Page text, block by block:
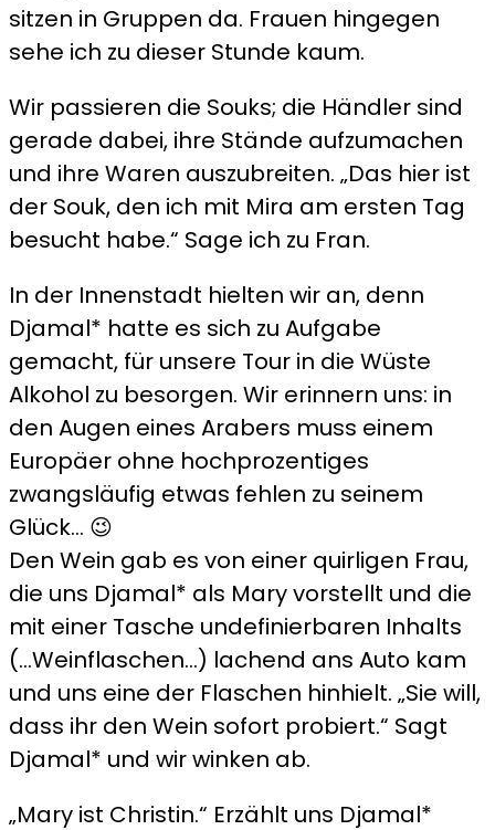
sitzen in Gruppen da. Frauen hingegen
sehe ich zu dieser Stunde kaum.
Wir passieren die Souks; die Händler sind
gerade dabei, ihre Stände aufzumachen
und ihre Waren auszubreiten. „Das hier ist
der Souk, den ich mit Mira am ersten Tag
besucht habe.“ Sage ich zu Fran.
In der Innenstadt hielten wir an, denn
Djamal* hatte es sich zu Aufgabe
gemacht, für unsere Tour in die Wüste
Alkohol zu besorgen. Wir erinnern uns: in
den Augen eines Arabers muss einem
Europäer ohne hochprozentiges
zwangsläufig etwas fehlen zu seinem
Glück… 😉
Den Wein gab es von einer quirligen Frau,
die uns Djamal* als Mary vorstellt und die
mit einer Tasche undefinierbaren Inhalts
(…Weinflaschen…) lachend ans Auto kam
und uns eine der Flaschen hinhielt. „Sie will,
dass ihr den Wein sofort probiert.“ Sagt
Djamal* und wir winken ab.
„Mary ist Christin.“ Erzählt uns Djamal*